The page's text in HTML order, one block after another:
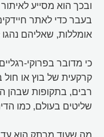
ובכך הוא מסייע
בעבר כדי לאתר
אומללות, שאליהם
כי מדובר בפרוקי-
קרקעית של בוץ או חול
רבים, בתקופות שבהן
שליטים בעולם, כמו
מה שעוד מרתק הוא עד